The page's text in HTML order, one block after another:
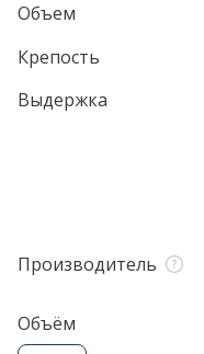
Объем
Крепость
Выдержка
Производитель
Объём